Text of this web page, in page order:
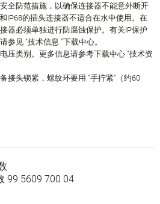
全防范措施，以确保连接器不能意外断开
IP68的插头连接器不适合在水中使用。在
器必须单独进行防腐蚀保护。有关IP保护
参见 "技术信息 "下载中心。
压类别。更多信息请参考下载中心 "技术资
接头锁紧，螺纹环要用 "手拧紧"（约60
99 5609 700 04